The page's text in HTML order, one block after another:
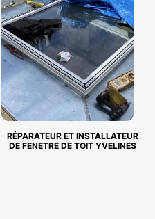
RÉPARATEUR ET INSTALLATEUR
DE FENETRE DE TOIT YVELINES